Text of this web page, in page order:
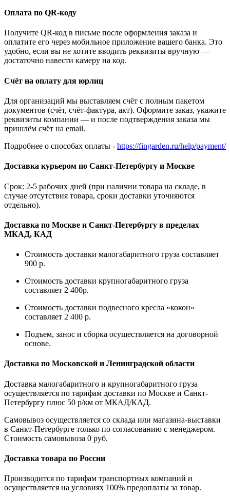
Оплата по QR-коду
Получите QR-код в письме после оформления заказа и
оплатите его через мобильное приложение вашего банка. Это
удобно, если вы не хотите вводить реквизиты вручную —
достаточно навести камеру на код.
Счёт на оплату для юрлиц
Для организаций мы выставляем счёт с полным пакетом
документов (счёт, счёт-фактура, акт). Оформите заказ, укажите
реквизиты компании — и после подтверждения заказа мы
пришлём счёт на email.
Подробнее о способах оплаты - https://fingarden.ru/help/payment/
Доставка курьером по Санкт-Петербургу и Москве
Срок: 2-5 рабочих дней (при наличии товара на складе, в
случае отсутствия товара, сроки доставки уточняются
отдельно).
Доставка по Москве и Санкт-Петербургу в пределах
МКАД, КАД
Стоимость доставки малогабаритного груза составляет
900 р.
Стоимость доставки крупногабаритного груза
составляет 2 400р.
Стоимость доставки подвесного кресла «кокон»
составляет 2 400 р.
Подъем, занос и сборка осуществляется на договорной
основе.
Доставка по Московской и Ленинградской области
Доставка малогабаритного и крупногабаритного груза
осуществляется по тарифам доставки по Москве и Санкт-
Петербургу плюс 50 р/км от МКАД/КАД.
Самовывоз осуществляется со склада или магазина-выставки
в Санкт-Петербурге только по согласованию с менеджером.
Стоимость самовывоза 0 руб.
Доставка товара по России
Производится по тарифам транспортных компаний и
осуществляется на условиях 100% предоплаты за товар.